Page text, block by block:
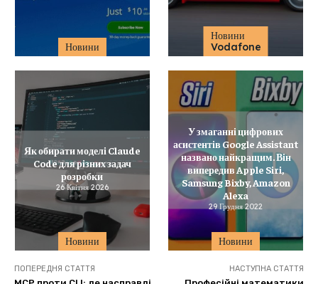
Новини
Новини
Vodafone
Новини
Як обирати моделі Claude
Code для різних задач
розробки
26 Квітня 2026
Новини
У змаганні цифрових
асистентів Google Assistant
названо найкращим. Він
випередив Apple Siri,
Samsung Bixby, Amazon
Alexa
29 Грудня 2022
ПОПЕРЕДНЯ СТАТТЯ НАСТУПНА СТАТТЯ